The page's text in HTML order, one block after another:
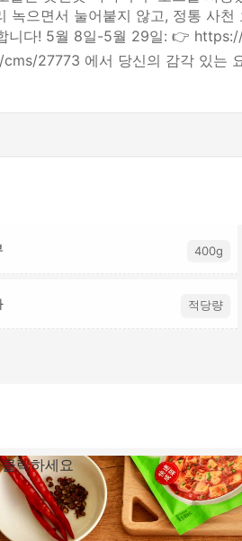
으면서 눌어붙지 않고, 정통 사
니다! 5월 8일-5월 29일: 👉
27773 에서 당신의 감각 있는
400g
적당량
릭하세요